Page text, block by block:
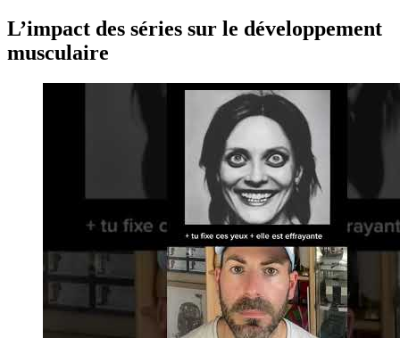
L’impact des séries sur le développement
musculaire